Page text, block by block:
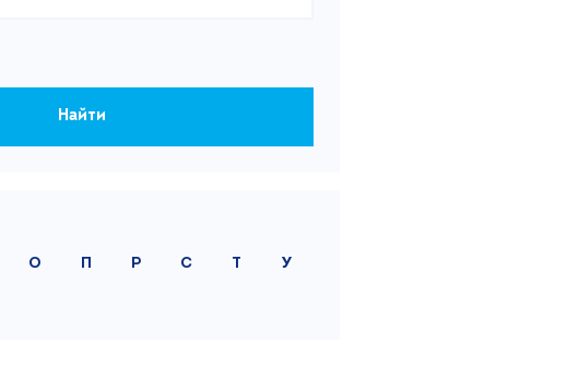
Найти
О П Р С Т
У